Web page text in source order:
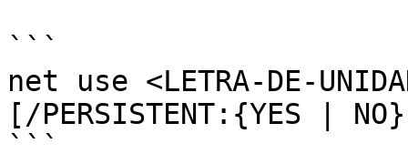
```
net use <LETRA-DE-
[/PERSISTENT:{YES |
```